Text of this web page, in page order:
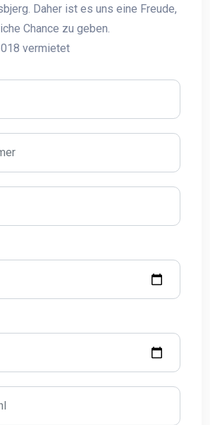
Daher ist es uns eine Freude,
Chance zu geben.
vermietet